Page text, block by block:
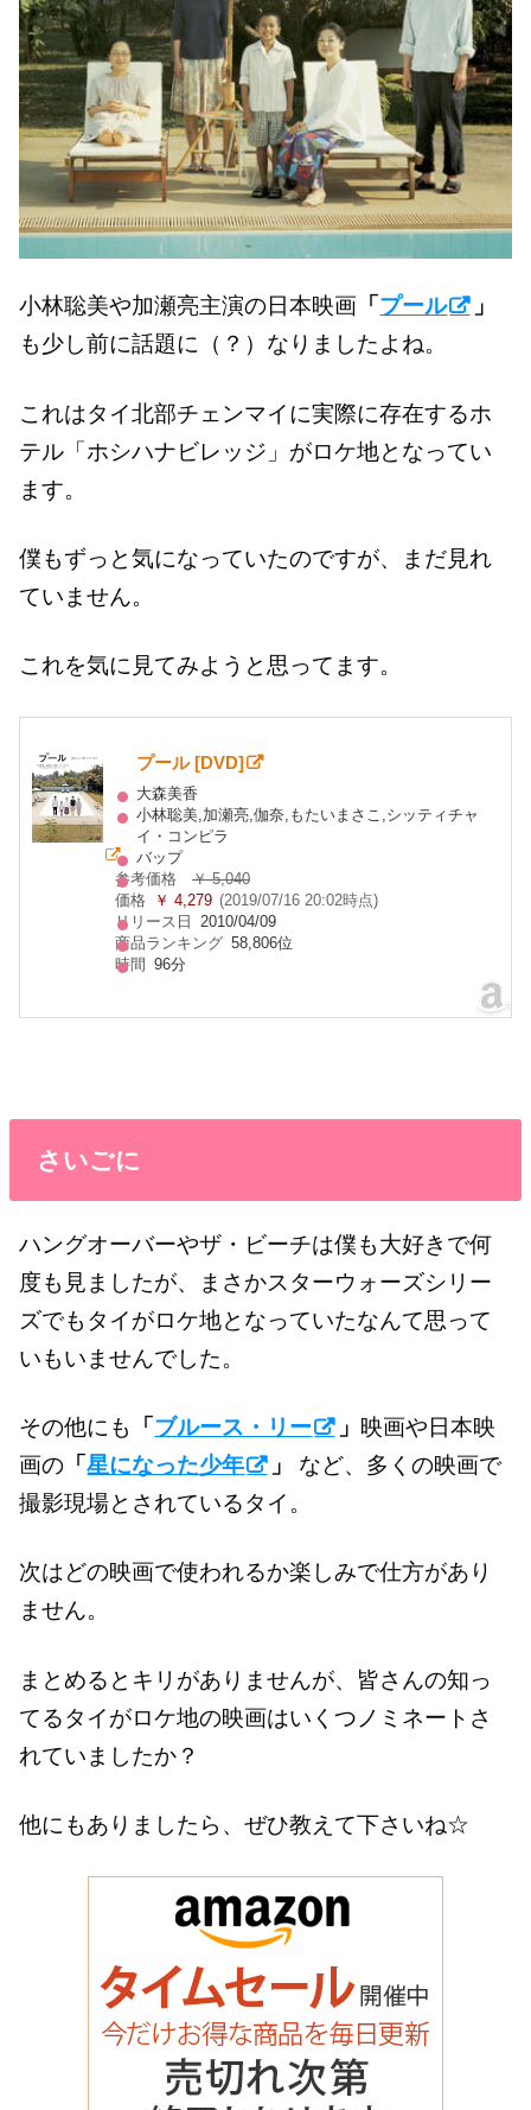
小林聡美や加瀬亮主演の日本映画 「 プール
」
も少し前に話題に（？）なりましたよね。
これはタイ北部チェンマイに実際に存在するホ
テル「ホシハナビレッジ」がロケ地となってい
ます。
僕もずっと気になっていたのですが、まだ見れ
ていません。
これを気に見てみようと思ってます。
プール [DVD]
大森美香
小林聡美,加瀬亮,伽奈,もたいまさこ,シッティチャ
イ・コンピラ
バップ
参考価格
￥ 5,040
価格
￥ 4,279 (2019/07/16 20:02時点)
リリース日
2010/04/09
商品ランキング 58,806位
時間
96分
さいごに
ハングオーバーやザ・ビーチは僕も大好きで何
度も見ましたが、まさかスターウォーズシリー
ズでもタイがロケ地となっていたなんて思って
いもいませんでした。
その他にも 「 ブルース・リー 」 映画や日本映
画の 「星になった少年 」
など、多くの映画で
撮影現場とされているタイ。
次はどの映画で使われるか楽しみで仕方があり
ません。
まとめるとキリがありませんが、皆さんの知っ
てるタイがロケ地の映画はいくつノミネートさ
れていましたか？
他にもありましたら、ぜひ教えて下さいね☆